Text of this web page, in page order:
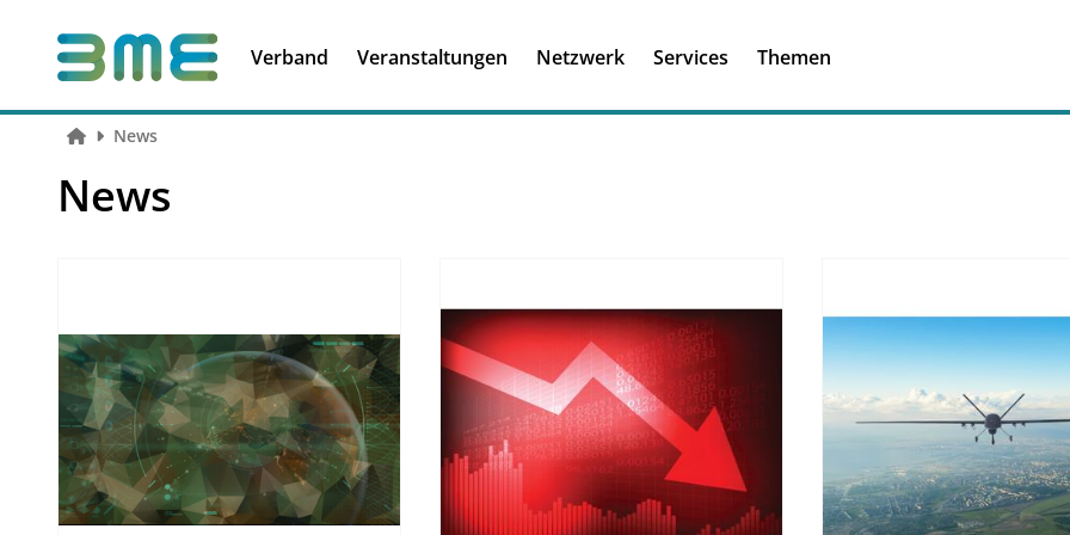
Verband Veranstaltungen
Führungskompetenzen
Netzwerk
Services Themen
Ich habe einen
News
News